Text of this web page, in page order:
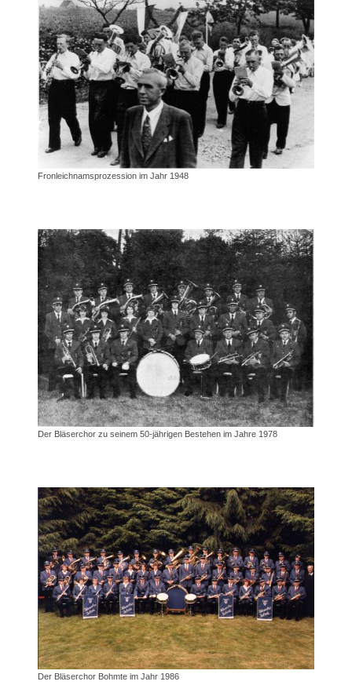
Fronleichnamsprozession im Jahr 1948
Der Bläserchor zu seinem 50-jährigen Bestehen im Jahre 1978
Der Bläserchor Bohmte im Jahr 1986